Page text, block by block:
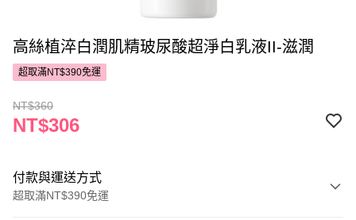
高絲植淬白潤肌精玻尿酸超淨白乳液II-滋潤
超取滿NT$390免運
NT$360
NT$306
付款與運送方式
超取滿NT$390免運